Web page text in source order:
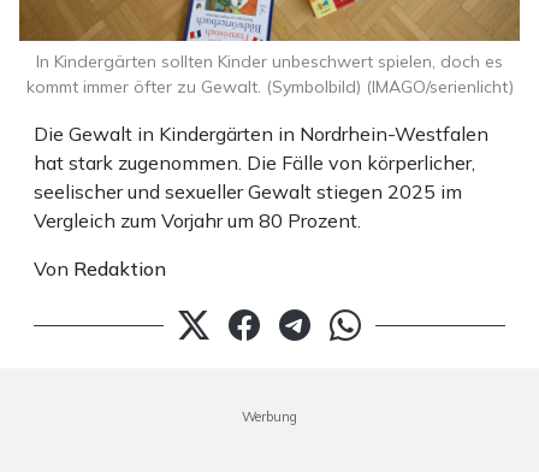
Die Gewalt in Kindergärten in Nordrhein-Westfalen
hat stark zugenommen. Die Fälle von körperlicher,
seelischer und sexueller Gewalt stiegen 2025 im
Vergleich zum Vorjahr um 80 Prozent.
Von Redaktion
In Kindergärten sollten Kinder unbeschwert spielen, doch es
kommt immer öfter zu Gewalt. (Symbolbild) (IMAGO/serienlicht)
Werbung